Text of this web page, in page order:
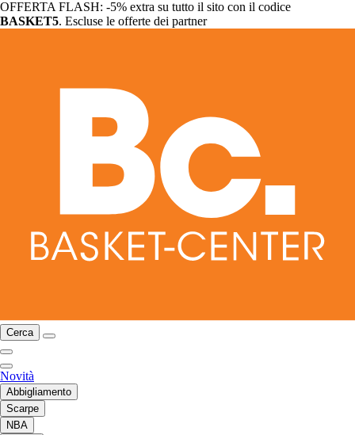
OFFERTA FLASH: -5% extra su tutto il sito con il codice
BASKET5. Escluse le offerte dei partner
Cerca
Novità
Abbigliamento
Scarpe
NBA